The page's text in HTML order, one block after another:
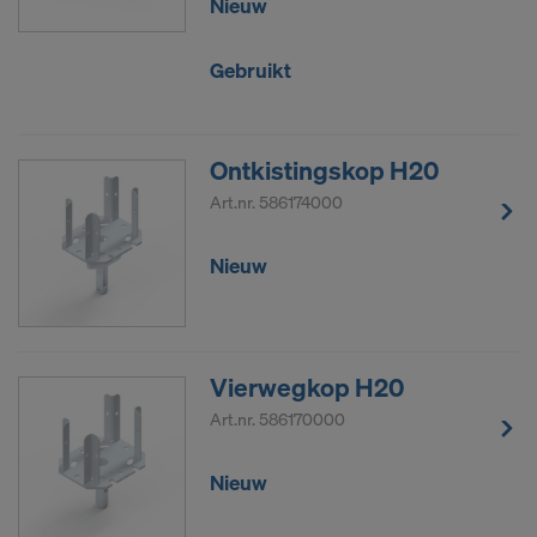
Nieuw
Gebruikt
Ontkistingskop H20
Art.nr. 586174000
Nieuw
Vierwegkop H20
Art.nr. 586170000
Nieuw